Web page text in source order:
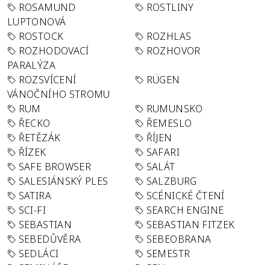
ROSAMUND
LUPTONOVÁ
ROSTLINY
ROSTOCK
ROZHLAS
ROZHODOVACÍ
PARALÝZA
ROZHOVOR
ROZSVÍCENÍ
VÁNOČNÍHO STROMU
RÜGEN
RUM
RUMUNSKO
ŘECKO
ŘEMESLO
ŘETĚZÁK
ŘÍJEN
ŘÍZEK
SAFARI
SAFE BROWSER
SALÁT
SALESIÁNSKÝ PLES
SALZBURG
SATIRA
SCÉNICKÉ ČTENÍ
SCI-FI
SEARCH ENGINE
SEBASTIAN
SEBASTIAN FITZEK
SEBEDŮVĚRA
SEBEOBRANA
SEDLÁCI
SEMESTR